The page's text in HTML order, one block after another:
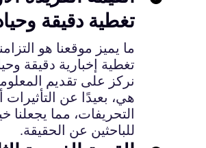
تغطية دقيقة
ما يميز موقعنا هو
تغطية إخبارية دقيقة
نركز على تقديم
هي، بعيدًا عن التأثيرات
التحريفات، مما يجعلنا
للباحثين عن الحقيقة.